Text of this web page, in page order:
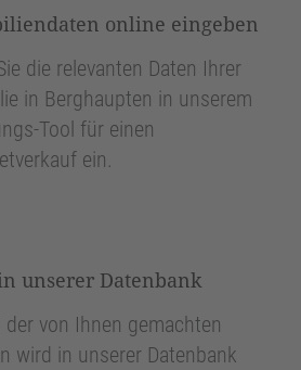
online eingeben
die relevanten Daten Ihrer
in Berghaupten in unserem
Tool für einen
ein.
unserer Datenbank
der von Ihnen gemachten
wird in unserer Datenbank